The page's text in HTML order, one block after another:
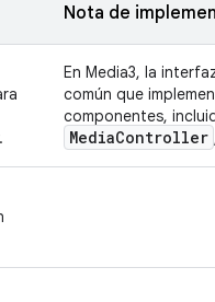
Nota de
En Media3, la
común que
componentes,
MediaController